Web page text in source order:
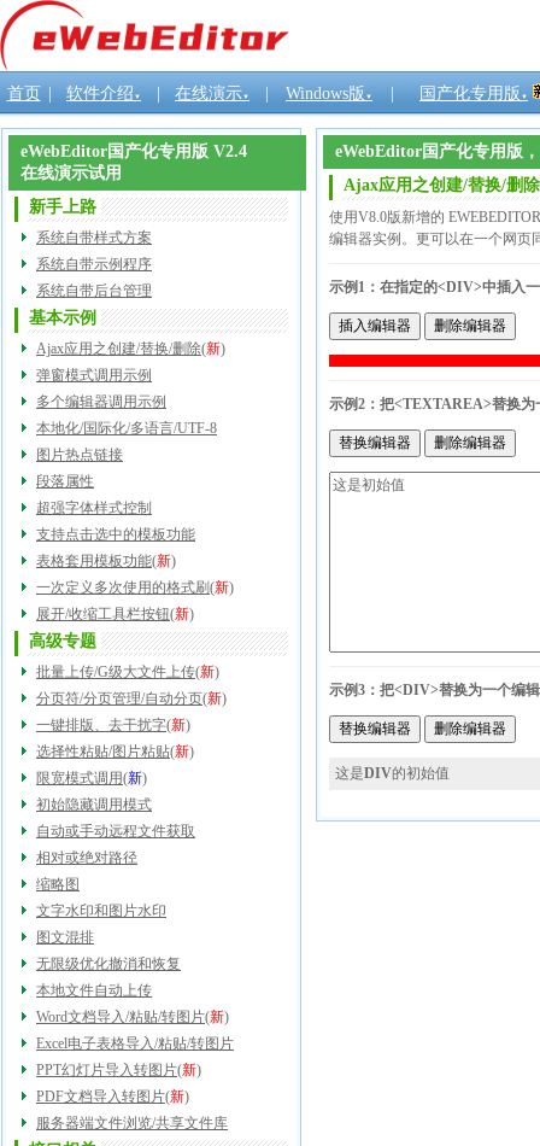
首页 软件介绍 ▼ 在线演示▼ Windows版 ▼ 国产化专用版 ▼
eWebEditor国产化专用版 V2.4
在线演示试用
新手上路
系统自带样式方案
系统自带示例程序
系统自带后台管理
基本示例
Ajax应用之创建/替换/删除(新)
弹窗模式调用示例
多个编辑器调用示例
本地化/国际化/多语言/UTF-8
图片热点链接
段落属性
超强字体样式控制
支持点击选中的模板功能
表格套用模板功能(新)
一次定义多次使用的格式刷(新)
展开/收缩工具栏按钮(新)
高级专题
批量上传/G级大文件上传(新)
分页符/分页管理/自动分页(新)
一键排版、去干扰字(新)
选择性粘贴/图片粘贴(新)
限宽模式调用(新)
初始隐藏调用模式
自动或手动远程文件获取
相对或绝对路径
缩略图
文字水印和图片水印
图文混排
无限级优化撤消和恢复
本地文件自动上传
Word文档导入/粘贴/转图片(新)
Excel电子表格导入/粘贴/转图片
PPT幻灯片导入转图片(新)
PDF文档导入转图片(新)
服务器端文件浏览/共享文件库
eWebEditor国产化专用版
Ajax应用之创建/替换/删除
使用V8.0版新增的
编辑器实例。更可以在一个网页
示例1：在指定的<DIV>中插入
示例2：把<TEXTAREA>替换
示例3：把<DIV>替换为一个编
这是DIV的初始值